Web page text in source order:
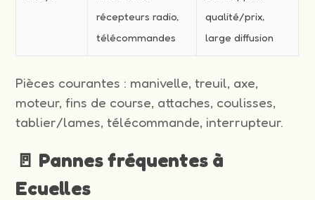
récepteurs radio,
télécommandes
qualité/prix,
large diffusion
Pièces courantes : manivelle, treuil, axe,
moteur, fins de course, attaches, coulisses,
tablier/lames, télécommande, interrupteur.
🚪 Pannes fréquentes à
Ecuelles